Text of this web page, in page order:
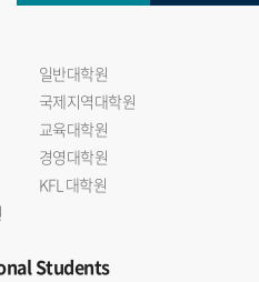
일반대학원
국제지역대학원
교육대학원
경영대학원
KFL 대학원
Students